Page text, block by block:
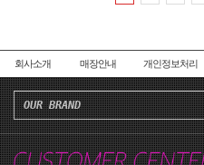
회사소개 매장안내 개인정보처리
OUR BRAND